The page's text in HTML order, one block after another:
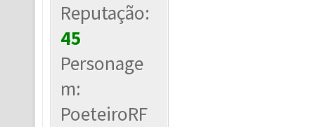
Reputação:
45
Personage
m:
PoeteiroRF